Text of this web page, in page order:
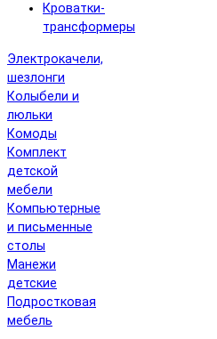
Кроватки-
трансформеры
Электрокачели,
шезлонги
Колыбели и
люльки
Комоды
Комплект
детской
мебели
Компьютерные
и письменные
столы
Манежи
детские
Подростковая
мебель